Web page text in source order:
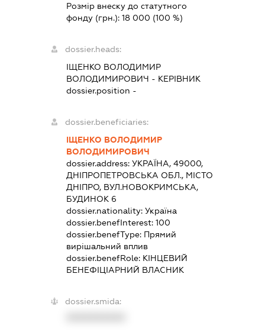
Розмір внеску до статутного
фонду (грн.):18 000 (100 %)
dossier.heads:
ІЩЕНКО ВОЛОДИМИР
ВОЛОДИМИРОВИЧ - КЕРІВНИК
dossier.position -
dossier.beneficiaries:
ІЩЕНКО ВОЛОДИМИР
ВОЛОДИМИРОВИЧ
dossier.address:УКРАЇНА, 49000,
ДНІПРОПЕТРОВСЬКА ОБЛ., МІСТО
ДНІПРО, ВУЛ.НОВОКРИМСЬКА,
БУДИНОК 6
dossier.nationality:Україна
dossier.benefInterest:100
dossier.benefType: Прямий
вирішальний вплив
dossier.benefRole: КІНЦЕВИЙ
БЕНЕФІЦІАРНИЙ ВЛАСНИК
dossier.smida: